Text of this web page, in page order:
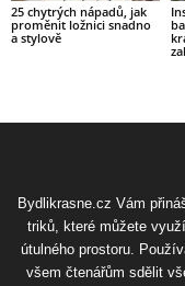
25 chytrých nápadů, jak
proměnit ložnici snadno
a stylově
Bydlikrasne.cz Vám
triků, které můžete
útulného prostoru.
všem čtenářům sdělit